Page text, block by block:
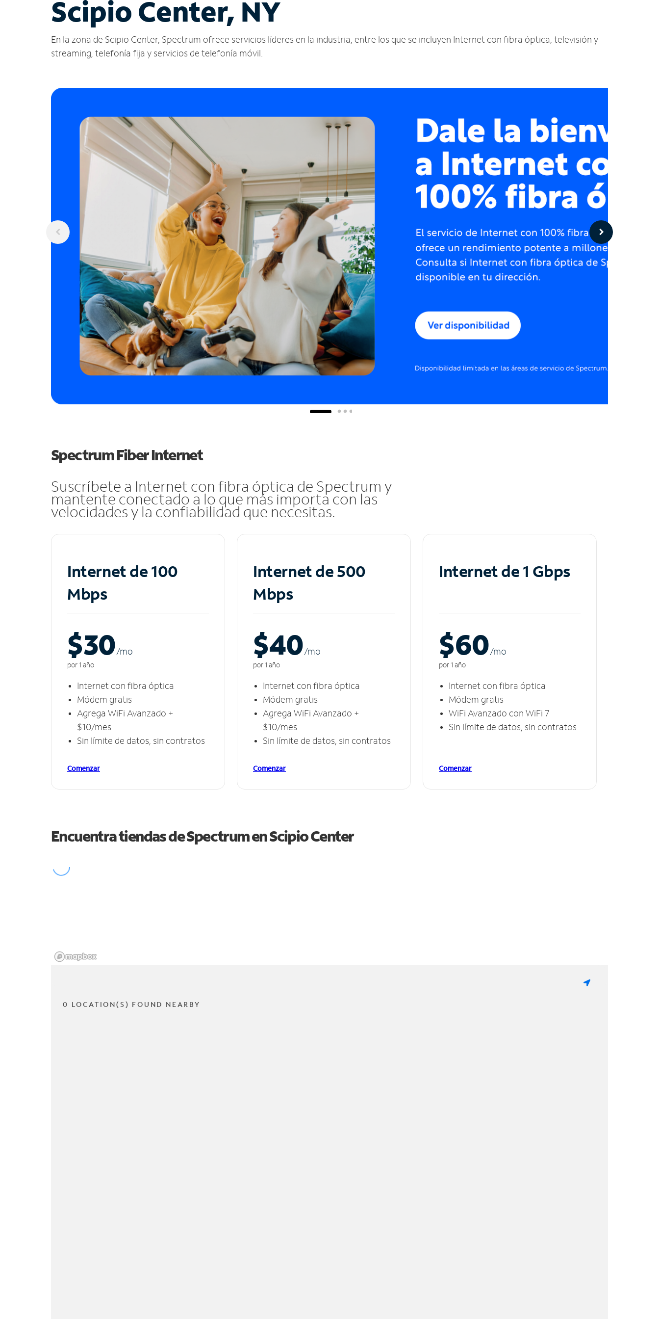
Scipio Center, NY
En la zona de Scipio Center, Spectrum ofrece servicios líderes en la industria, entre los que se incluyen Internet con fibra óptica, televisión y
streaming, telefonía fija y servicios de telefonía móvil.
Spectrum Fiber Internet
Suscríbete a Internet con fibra óptica de Spectrum y
mantente conectado a lo que más importa con las
velocidades y la confiabilidad que necesitas.
Internet de 100
Mbps
$30/mo
por 1 año
Internet con fibra óptica
Módem gratis
Agrega WiFi Avanzado +
$10/mes
Sin límite de datos, sin contratos
Comenzar
Internet de 500
Mbps
$40/mo
por 1 año
Internet con fibra óptica
Módem gratis
Agrega WiFi Avanzado +
$10/mes
Sin límite de datos, sin contratos
Comenzar
Internet de 1 Gbps
$60/mo
por 1 año
Internet con fibra óptica
Módem gratis
WiFi Avanzado con WiFi 7
Sin límite de datos, sin contratos
Comenzar
Encuentra tiendas de Spectrum enScipio Center
0 LOCATION(S) FOUND NEARBY